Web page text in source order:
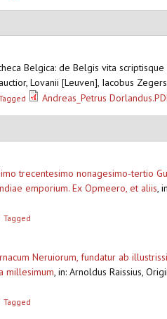
Belgica: de Belgis vita
Lovanii [Leuven], Iacobus
Andreas_Petrus
trecentesimo nonagesimo-tertio
emporium. Ex Opmeero, et aliis,
Tagged
Neruiorum, fundatur ab
millesimum, in: Arnoldus Raissius,
Tagged